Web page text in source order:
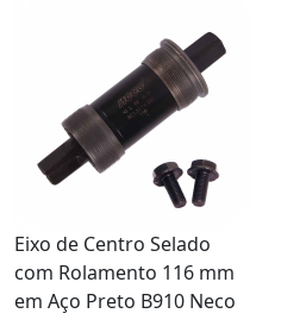
Eixo de Centro Selado
com Rolamento 116 mm
em Aço Preto B910 Neco